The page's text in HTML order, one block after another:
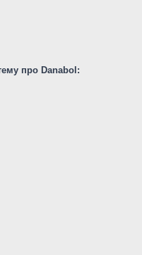
про Danabol: